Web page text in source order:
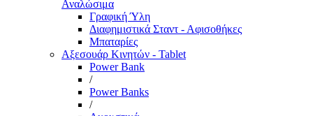
Αναλώσιμα
Γραφική Ύλη
Διαφημιστικά Σταντ - Αφισοθήκες
Μπαταρίες
Αξεσουάρ Κινητών - Tablet
Power Bank
/
Power Banks
/